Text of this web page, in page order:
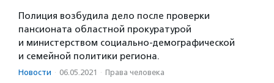
Полиция возбудила дело после проверки
пансионата областной прокуратурой
и министерством социально-демографической
и семейной политики региона.
Новости · 06.05.2021 · Права человека